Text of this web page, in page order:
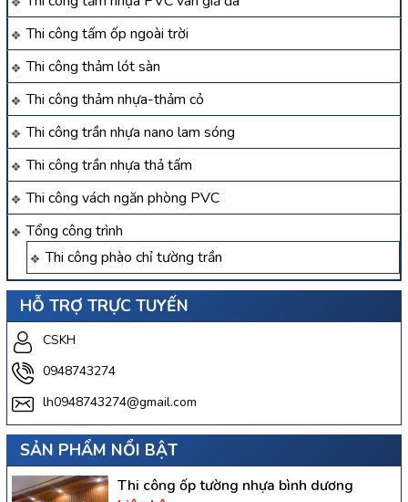
Thi công tấm ốp ngoài trời
Thi công thảm lót sàn
Thi công thảm nhựa-thảm cỏ
Thi công trần nhựa nano lam sóng
Thi công trần nhựa thả tấm
Thi công vách ngăn phòng PVC
Tổng công trình
Thi công phào chỉ tường trần
HỖ TRỢ TRỰC TUYẾN
CSKH
0948743274
lh0948743274@gmail.com
SẢN PHẨM NỔI BẬT
Thi công ốp tường nhựa bình dương